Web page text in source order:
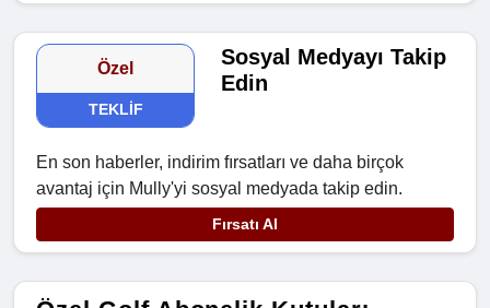
Özel
TEKLIF
Sosyal Medyayı Takip
Edin
En son haberler, indirim fırsatları ve daha birçok
avantaj için Mully'yi sosyal medyada takip edin.
Fırsatı Al